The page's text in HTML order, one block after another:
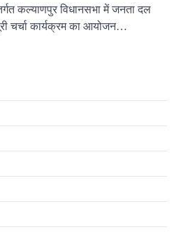
कल्याणपुर विधानसभा में जनता दल
चर्चा कार्यक्रम का आयोजन…